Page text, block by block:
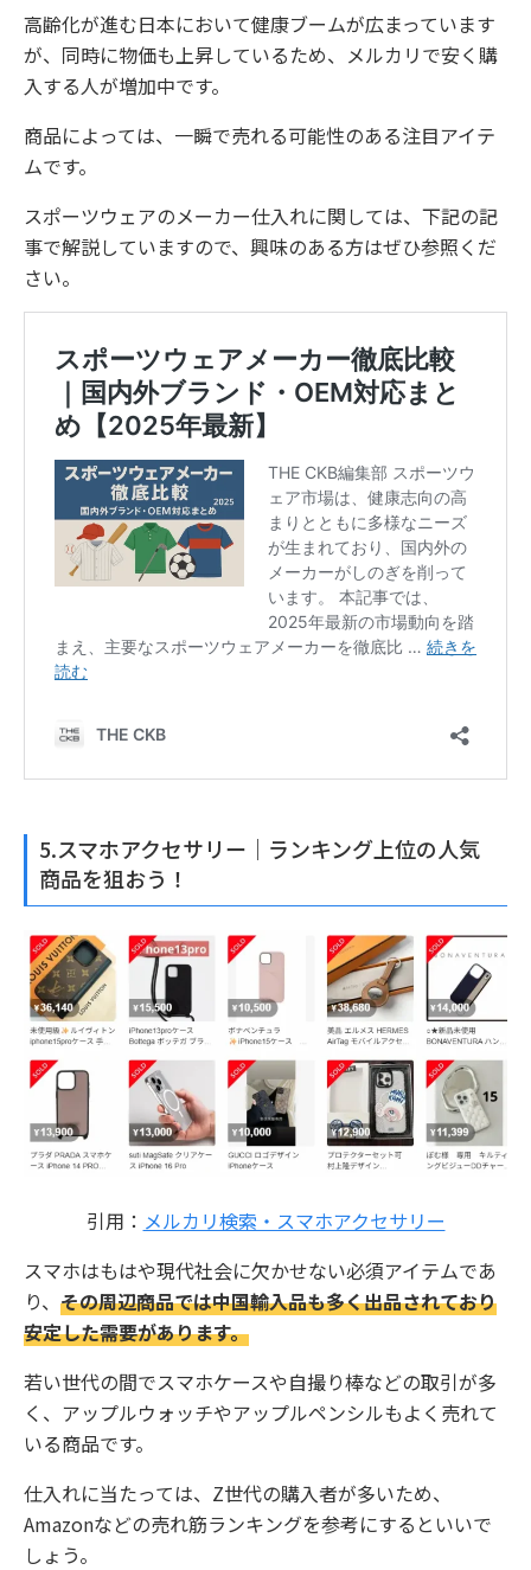
高齢化が進む日本において健康ブームが広まっています
が、同時に物価も上昇しているため、メルカリで安く購
入する人が増加中です。
商品によっては、一瞬で売れる可能性のある注目アイテ
ムです。
スポーツウェアのメーカー仕入れに関しては、下記の記
事で解説していますので、興味のある方はぜひ参照くだ
さい。
5.スマホアクセサリー｜ランキング上位の人気
商品を狙おう！
引用： メルカリ検索・スマホアクセサリー
スマホはもはや現代社会に欠かせない必須アイテムであ
り、 その周辺商品では中国輸入品も多く出品されており
安定した需要があります。
若い世代の間でスマホケースや自撮り棒などの取引が多
く、アップルウォッチやアップルペンシルもよく売れて
いる商品です。
仕入れに当たっては、Z世代の購入者が多いため、
Amazonなどの売れ筋ランキングを参考にするといいで
しょう。